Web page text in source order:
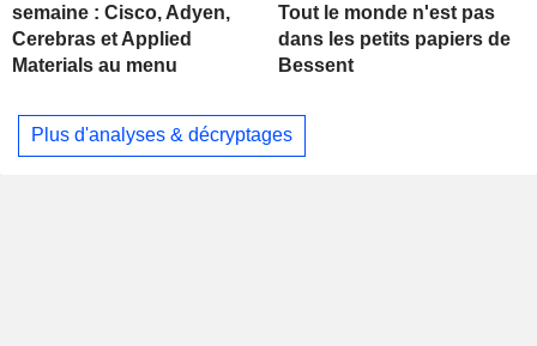
semaine : Cisco, Adyen,
Cerebras et Applied
Materials au menu
Tout le monde n'est pas
dans les petits papiers de
Bessent
Plus d'analyses & décryptages